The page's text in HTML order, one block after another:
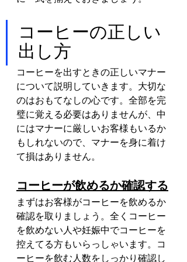
コーヒーの正しい
出し方
コーヒーを出すときの正しいマナー
について説明していきます。大切な
のはおもてなしの心です。全部を完
璧に覚える必要はありませんが、中
にはマナーに厳しいお客様もいるか
もしれないので、マナーを身に着け
て損はありません。
コーヒーが飲めるか確認する
まずはお客様がコーヒーを飲めるか
確認を取りましょう。全くコーヒー
を飲めない人や妊娠中でコーヒーを
控えてる方もいらっしゃいます。コ
ーヒーを飲む人数をしっかり確認し